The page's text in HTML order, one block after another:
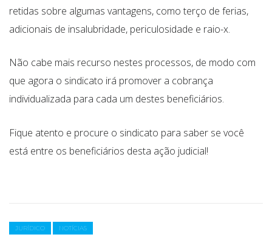
retidas sobre algumas vantagens, como terço de ferias,
adicionais de insalubridade, periculosidade e raio-x.
Não cabe mais recurso nestes processos, de modo com
que agora o sindicato irá promover a cobrança
individualizada para cada um destes beneficiários.
Fique atento e procure o sindicato para saber se você
está entre os beneficiários desta ação judicial!
Categories
JURÍDICO NOTÍCIAS